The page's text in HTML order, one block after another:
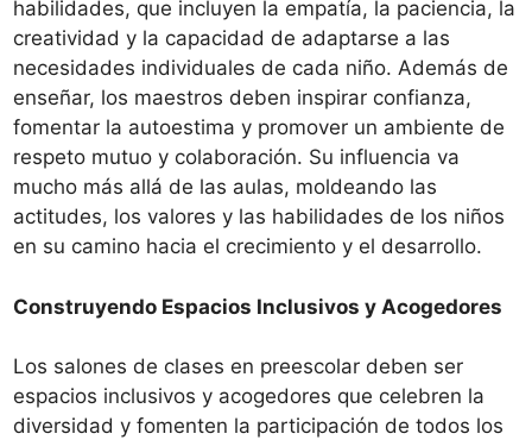
habilidades, que incluyen la empatía, la paciencia, la
creatividad y la capacidad de adaptarse a las
necesidades individuales de cada niño. Además de
enseñar, los maestros deben inspirar confianza,
fomentar la autoestima y promover un ambiente de
respeto mutuo y colaboración. Su influencia va
mucho más allá de las aulas, moldeando las
actitudes, los valores y las habilidades de los niños
en su camino hacia el crecimiento y el desarrollo.
Construyendo Espacios Inclusivos y Acogedores
Los salones de clases en preescolar deben ser
espacios inclusivos y acogedores que celebren la
diversidad y fomenten la participación de todos los